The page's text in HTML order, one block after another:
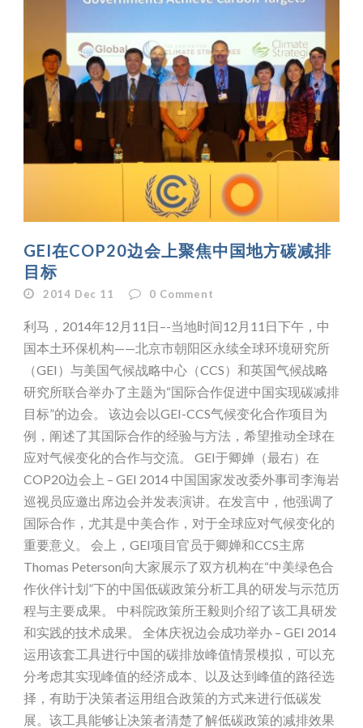
GEI在COP20边会上聚焦中国地方碳减排
目标
2014 Dec 11 0 Comment
利马，2014年12月11日–-当地时间12月11日下午，中
国本土环保机构——北京市朝阳区永续全球环境研究所
（GEI）与美国气候战略中心（CCS）和英国气候战略
研究所联合举办了主题为“国际合作促进中国实现碳减排
目标”的边会。 该边会以GEI-CCS气候变化合作项目为
例，阐述了其国际合作的经验与方法，希望推动全球在
应对气候变化的合作与交流。 GEI于卿婵（最右）在
COP20边会上 – GEI 2014 中国国家发改委外事司李海岩
巡视员应邀出席边会并发表演讲。在发言中，他强调了
国际合作，尤其是中美合作，对于全球应对气候变化的
重要意义。 会上，GEI项目官员于卿婵和CCS主席
Thomas Peterson向大家展示了双方机构在“中美绿色合
作伙伴计划”下的中国低碳政策分析工具的研发与示范历
程与主要成果。 中科院政策所王毅则介绍了该工具研发
和实践的技术成果。 全体庆祝边会成功举办 – GEI 2014
运用该套工具进行中国的碳排放峰值情景模拟，可以充
分考虑其实现峰值的经济成本、以及达到峰值的路径选
择，有助于决策者运用组合政策的方式来进行低碳发
展。该工具能够让决策者清楚了解低碳政策的减排效果